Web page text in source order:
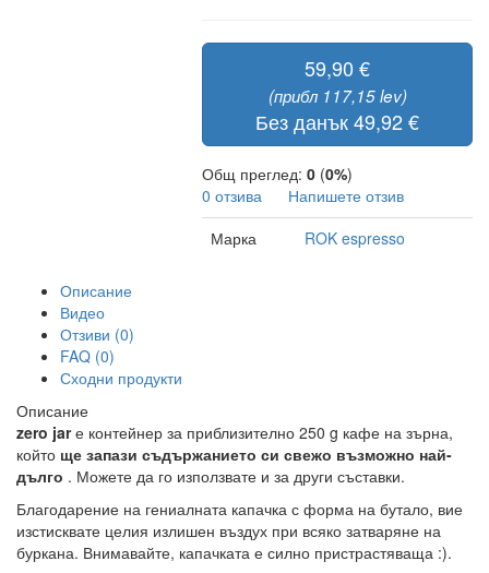
59,90 €
(прибл 117,15 lev)
Без данък 49,92 €
Общ преглед: 0 (0%)
0 отзива
Напишете отзив
Марка
ROK espresso
Описание
Видео
Отзиви (0)
FAQ (0)
Сходни продукти
Описание
zero jarе контейнер за приблизително 250 g кафе на зърна,
който ще запази съдържанието си свежо възможно най-
дълго . Можете да го използвате и за други съставки.
Благодарение на гениалната капачка с форма на бутало, вие
изстисквате целия излишен въздух при всяко затваряне на
буркана. Внимавайте, капачката е силно пристрастяваща :).